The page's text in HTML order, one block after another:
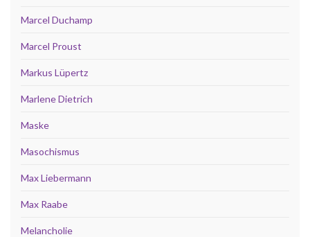
Marcel Duchamp
Marcel Proust
Markus Lüpertz
Marlene Dietrich
Maske
Masochismus
Max Liebermann
Max Raabe
Melancholie